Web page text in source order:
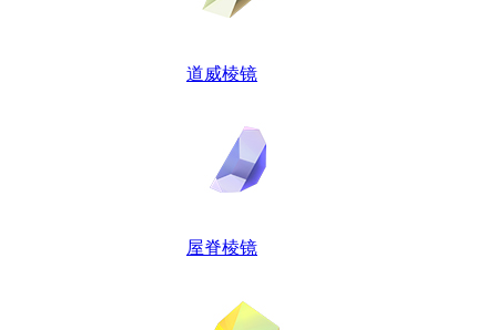
道威棱镜
屋脊棱镜